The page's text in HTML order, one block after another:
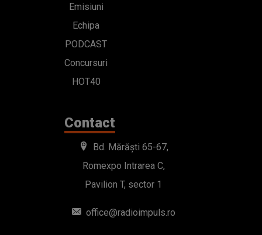
Emisiuni
Echipa
PODCAST
Concursuri
HOT40
Contact
Bd. Mărăști 65-67,
Romexpo Intrarea C,
Pavilion T, sector 1
office@radioimpuls.ro